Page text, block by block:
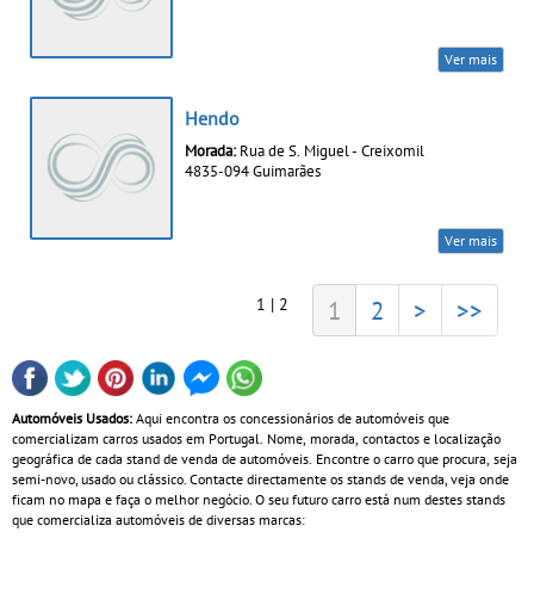
Ver mais
Hendo
Morada: Rua de S. Miguel - Creixomil
4835-094 Guimarães
Ver mais
1 | 2 1 2 > >>
Automóveis Usados: Aqui encontra os concessionários de automóveis que
comercializam carros usados em Portugal. Nome, morada, contactos e localização
geográfica de cada stand de venda de automóveis. Encontre o carro que procura, seja
semi-novo, usado ou clássico. Contacte directamente os stands de venda, veja onde
ficam no mapa e faça o melhor negócio. O seu futuro carro está num destes stands
que comercializa automóveis de diversas marcas: